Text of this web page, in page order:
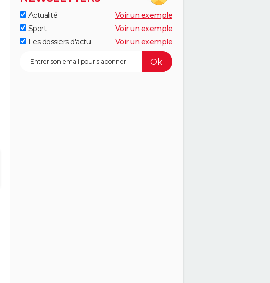
Actualité
Voir un exemple
Sport
Voir un exemple
Les dossiers d'actu
Voir un exemple